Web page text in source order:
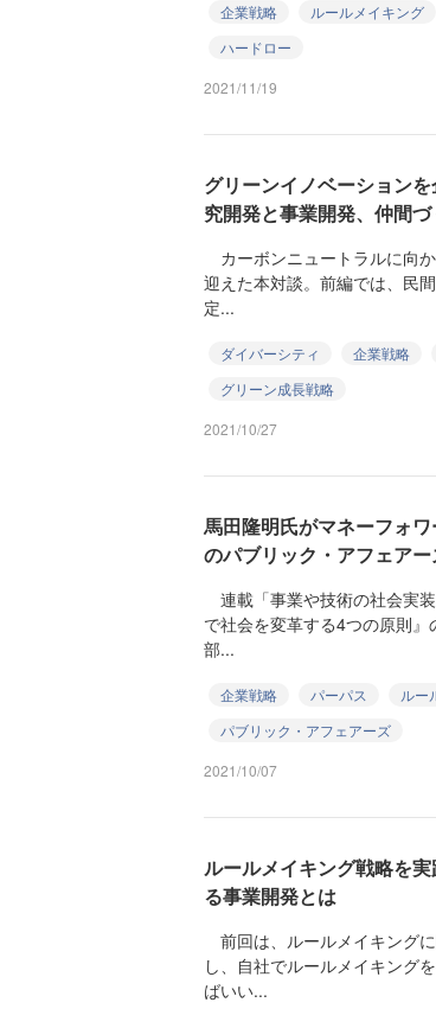
企業戦略 ルールメイキング
ハードロー
2021/11/19
グリーンイノベーション
究開発と事業開発、仲間づ
カーボンニュートラルに向
迎えた本対談。前編では、民
定...
ダイバーシティ 企業戦略
グリーン成長戦略
2021/10/27
馬田隆明氏がマネーフォ
のパブリック・アフェアー
連載「事業や技術の社会実
で社会を変革する4つの原則
部...
企業戦略 パーパス ルー
パブリック・アフェアーズ
2021/10/07
ルールメイキング戦略を
る事業開発とは
前回は、ルールメイキング
し、自社でルールメイキング
ばいい...